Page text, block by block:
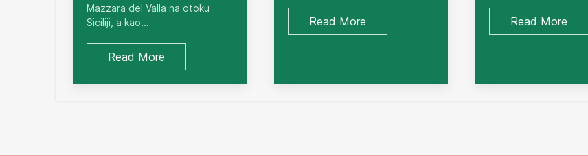
Mazzara del Valla na otoku
Siciliji, a kao...
Read More
Read More Read More